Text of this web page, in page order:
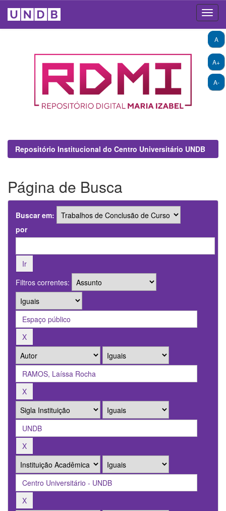
A+
A-
A
Repositório Institucional do Centro Universitário UNDB
Página de Busca
Buscar em:
por
Filtros correntes: